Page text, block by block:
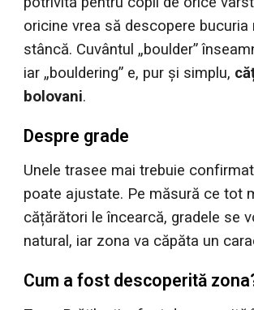
oricine vrea să descopere bucuria
stâncă. Cuvântul „boulder”
iar „bouldering” e, pur și simplu,
bolovani.
Despre grade
Unele trasee mai trebuie
poate ajustate. Pe măsură ce tot
cățărători le încearcă, gradele se
natural, iar zona va căpăta un
Cum a fost descoperită